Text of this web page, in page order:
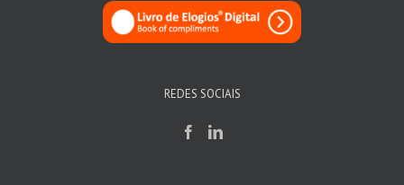
REDES SOCIAIS